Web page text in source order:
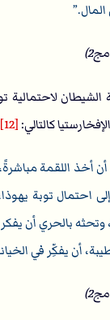
لاحتمالية
كالتالي: [12]
أن أخذ اللقمة
احتمال توبة
بالحري أن
أن يفكِّر في